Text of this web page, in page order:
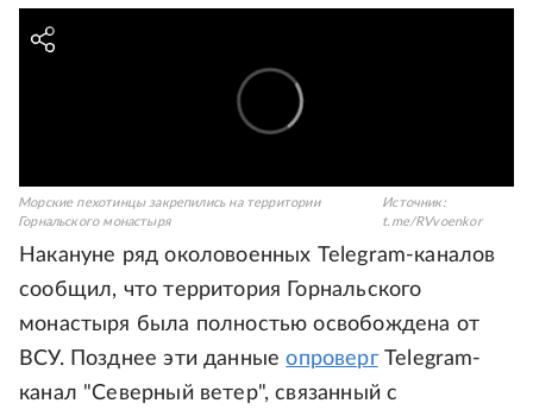
Морские пехотинцы закрепились на территории
Горнальского монастыря
Источник:
t.me/RVvoenkor
Накануне ряд околовоенных Telegram-каналов
сообщил, что территория Горнальского
монастыря была полностью освобождена от
ВСУ. Позднее эти данныеопровергTelegram-
канал "Северный ветер", связанный с